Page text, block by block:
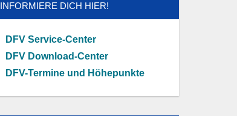
INFORMIERE DICH HIER!
DFV Service-Center
DFV Download-Center
DFV-Termine und Höhepunkte